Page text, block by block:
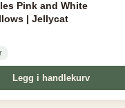
Pink and White
| Jellycat
Legg i handlekurv